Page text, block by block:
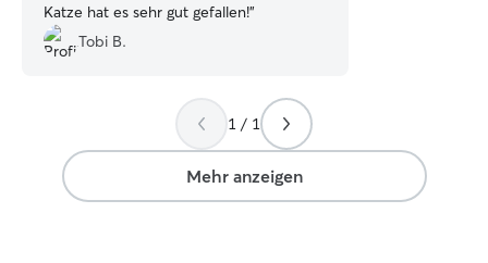
Katze hat es sehr gut gefallen!”
Tobi B.
1 / 1
Mehr anzeigen